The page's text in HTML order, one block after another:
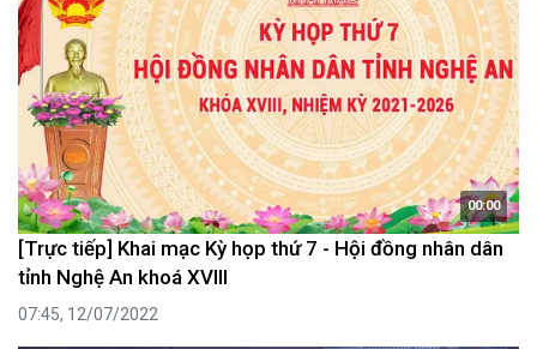
00:00
[Trực tiếp] Khai mạc Kỳ họp thứ 7 - Hội đồng nhân dân
tỉnh Nghệ An khoá XVIII
07:45, 12/07/2022